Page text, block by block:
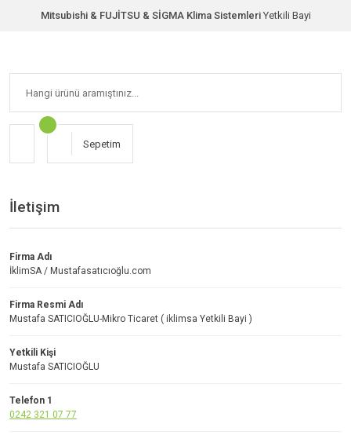
Mitsubishi & FUJİTSU & SİGMA Klima Sistemleri Yetkili Bayi
Sepetim
İletişim
Firma Adı
İklimSA / Mustafasatıcıoğlu.com
Firma Resmi Adı
Mustafa SATICIOĞLU-Mikro Ticaret ( iklimsa Yetkili Bayi )
Yetkili Kişi
Mustafa SATICIOĞLU
Telefon 1
0242 321 07 77